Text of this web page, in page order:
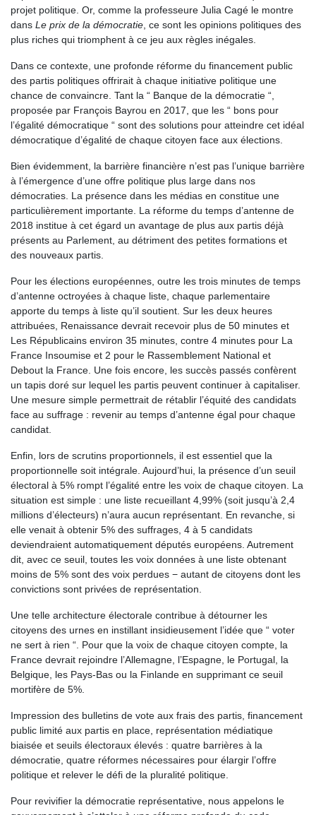
projet politique. Or, comme la professeure Julia Cagé le montre
dans Le prix de la démocratie, ce sont les opinions politiques des
plus riches qui triomphent à ce jeu aux règles inégales.
Dans ce contexte, une profonde réforme du financement public
des partis politiques offrirait à chaque initiative politique une
chance de convaincre. Tant la “ Banque de la démocratie “,
proposée par François Bayrou en 2017, que les “ bons pour
l’égalité démocratique “ sont des solutions pour atteindre cet idéal
démocratique d’égalité de chaque citoyen face aux élections.
Bien évidemment, la barrière financière n’est pas l’unique barrière
à l’émergence d’une offre politique plus large dans nos
démocraties. La présence dans les médias en constitue une
particulièrement importante. La réforme du temps d’antenne de
2018 institue à cet égard un avantage de plus aux partis déjà
présents au Parlement, au détriment des petites formations et
des nouveaux partis.
Pour les élections européennes, outre les trois minutes de temps
d’antenne octroyées à chaque liste, chaque parlementaire
apporte du temps à liste qu’il soutient. Sur les deux heures
attribuées, Renaissance devrait recevoir plus de 50 minutes et
Les Républicains environ 35 minutes, contre 4 minutes pour La
France Insoumise et 2 pour le Rassemblement National et
Debout la France. Une fois encore, les succès passés confèrent
un tapis doré sur lequel les partis peuvent continuer à capitaliser.
Une mesure simple permettrait de rétablir l’équité des candidats
face au suffrage : revenir au temps d’antenne égal pour chaque
candidat.
Enfin, lors de scrutins proportionnels, il est essentiel que la
proportionnelle soit intégrale. Aujourd’hui, la présence d’un seuil
électoral à 5% rompt l’égalité entre les voix de chaque citoyen. La
situation est simple : une liste recueillant 4,99% (soit jusqu’à 2,4
millions d’électeurs) n’aura aucun représentant. En revanche, si
elle venait à obtenir 5% des suffrages, 4 à 5 candidats
deviendraient automatiquement députés européens. Autrement
dit, avec ce seuil, toutes les voix données à une liste obtenant
moins de 5% sont des voix perdues − autant de citoyens dont les
convictions sont privées de représentation.
Une telle architecture électorale contribue à détourner les
citoyens des urnes en instillant insidieusement l’idée que “ voter
ne sert à rien “. Pour que la voix de chaque citoyen compte, la
France devrait rejoindre l’Allemagne, l’Espagne, le Portugal, la
Belgique, les Pays-Bas ou la Finlande en supprimant ce seuil
mortifère de 5%.
Impression des bulletins de vote aux frais des partis, financement
public limité aux partis en place, représentation médiatique
biaisée et seuils électoraux élevés : quatre barrières à la
démocratie, quatre réformes nécessaires pour élargir l’offre
politique et relever le défi de la pluralité politique.
Pour revivifier la démocratie représentative, nous appelons le